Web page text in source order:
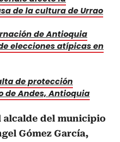
de la cultura de Urrao
de Antioquia
elecciones atípicas en
de protección
de Andes, Antioquia
alcalde del municipio
Gómez García,